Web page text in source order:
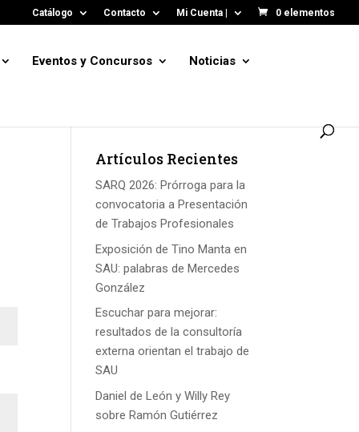
Catálogo Contacto Mi Cuenta | 0 elementos
Eventos y Concursos Noticias
Artículos Recientes
SARQ 2026: Prórroga para la
convocatoria a Presentación
de Trabajos Profesionales
Exposición de Tino Manta en
SAU: palabras de Mercedes
González
Escuchar para mejorar:
resultados de la consultoría
externa orientan el trabajo de
SAU
Daniel de León y Willy Rey
sobre Ramón Gutiérrez